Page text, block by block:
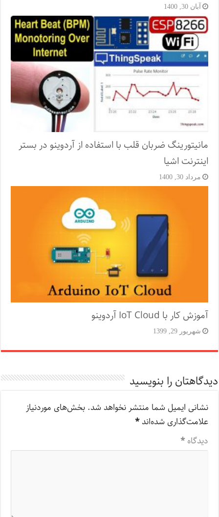
آبان 30, 1400
مانیتورینگ ضربان قلب با استفاده از آردوینو در بستر
اینترنت اشیا
مرداد 30, 1400
آموزش کار با IoT Cloud آردوینو
شهریور 29, 1399
دیدگاهتان را بنویسید
نشانی ایمیل شما منتشر نخواهد شد. بخش‌های موردنیاز
علامت‌گذاری شده‌اند*
دیدگاه*